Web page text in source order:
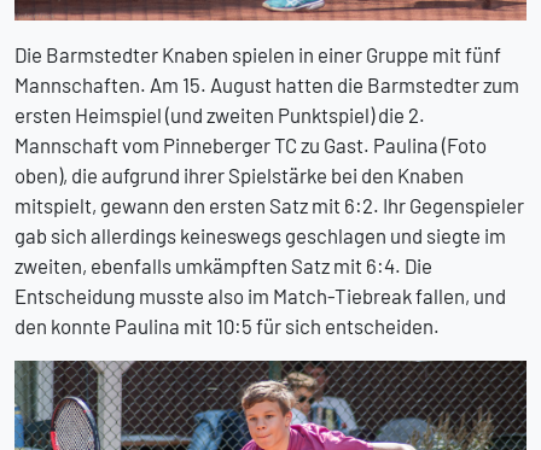
Die Barmstedter Knaben spielen in einer Gruppe mit fünf
Mannschaften. Am 15. August hatten die Barmstedter zum
ersten Heimspiel (und zweiten Punktspiel) die 2.
Mannschaft vom Pinneberger TC zu Gast. Paulina (Foto
oben), die aufgrund ihrer Spielstärke bei den Knaben
mitspielt, gewann den ersten Satz mit 6:2. Ihr Gegenspieler
gab sich allerdings keineswegs geschlagen und siegte im
zweiten, ebenfalls umkämpften Satz mit 6:4. Die
Entscheidung musste also im Match-Tiebreak fallen, und
den konnte Paulina mit 10:5 für sich entscheiden.